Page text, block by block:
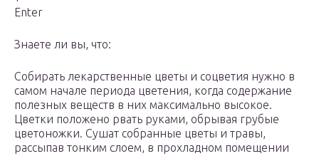
Enter
Знаете ли вы, что:
Собирать лекарственные цветы и соцветия нужно в
самом начале периода цветения, когда содержание
полезных веществ в них максимально высокое.
Цветки положено рвать руками, обрывая грубые
цветоножки. Сушат собранные цветы и травы,
рассыпав тонким слоем, в прохладном помещении